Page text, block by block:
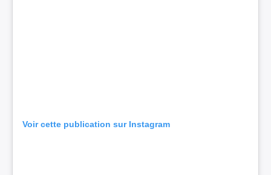
Voir cette publication sur Instagram